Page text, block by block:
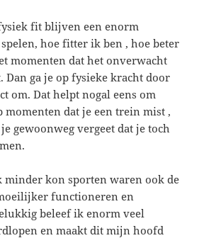
fit blijven een enorm
hoe fitter ik ben , hoe beter
momenten dat het onverwacht
Dan ga je op fysieke kracht door
om. Dat helpt nogal eens om
momenten dat je een trein mist ,
gewoonweg vergeet dat je toch
minder kon sporten waren ook de
functioneren en
beleef ik enorm veel
en maakt dit mijn hoofd